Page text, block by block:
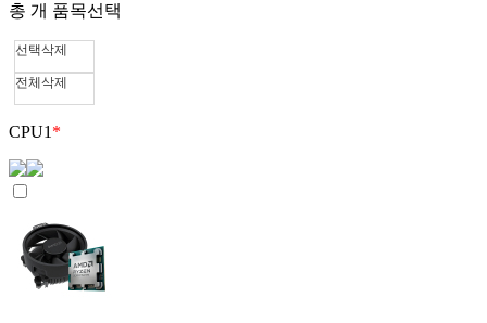
총 개 품목선택
선택삭제
전체삭제
CPU1 *